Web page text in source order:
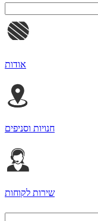
אודות
חנויות וסניפים
שירות לקוחות